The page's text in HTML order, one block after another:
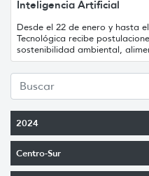
2024
Centro-Sur
Inteligencia Artificial
Desde el 22 de enero y hasta
Tecnológica recibe
sostenibilidad ambiental,